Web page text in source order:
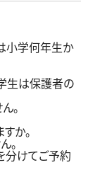
小学何年生か
生は保護者の
。
か。
。
分けてご予約